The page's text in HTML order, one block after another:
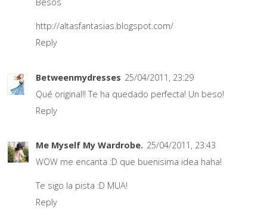
Besos
http://altasfantasias.blogspot.com/
Reply
Betweenmydresses 25/04/2011, 23:29
Qué original!! Te ha quedado perfecta! Un beso!
Reply
Me Myself My Wardrobe. 25/04/2011, 23:43
WOW me encanta :D que buenisima idea haha!
Te sigo la pista :D MUA!
Reply